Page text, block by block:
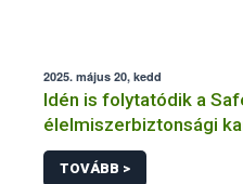
2025. május 20, kedd
Idén is folytatódik a
élelmiszerbiztonsági
TOVÁBB >